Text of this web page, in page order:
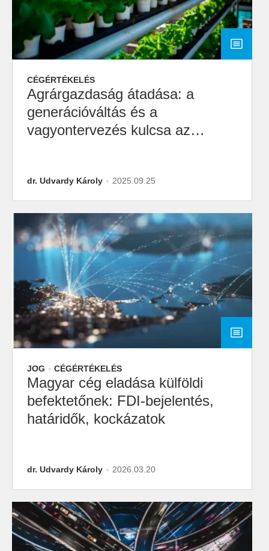
CÉGÉRTÉKELÉS
Agrárgazdaság átadása: a
generációváltás és a
vagyontervezés kulcsa az
dr. Udvardy Károly 2025.09.25
JOG CÉGÉRTÉKELÉS
Magyar cég eladása külföldi
befektetőnek: FDI-bejelentés,
határidők, kockázatok
dr. Udvardy Károly 2026.03.20